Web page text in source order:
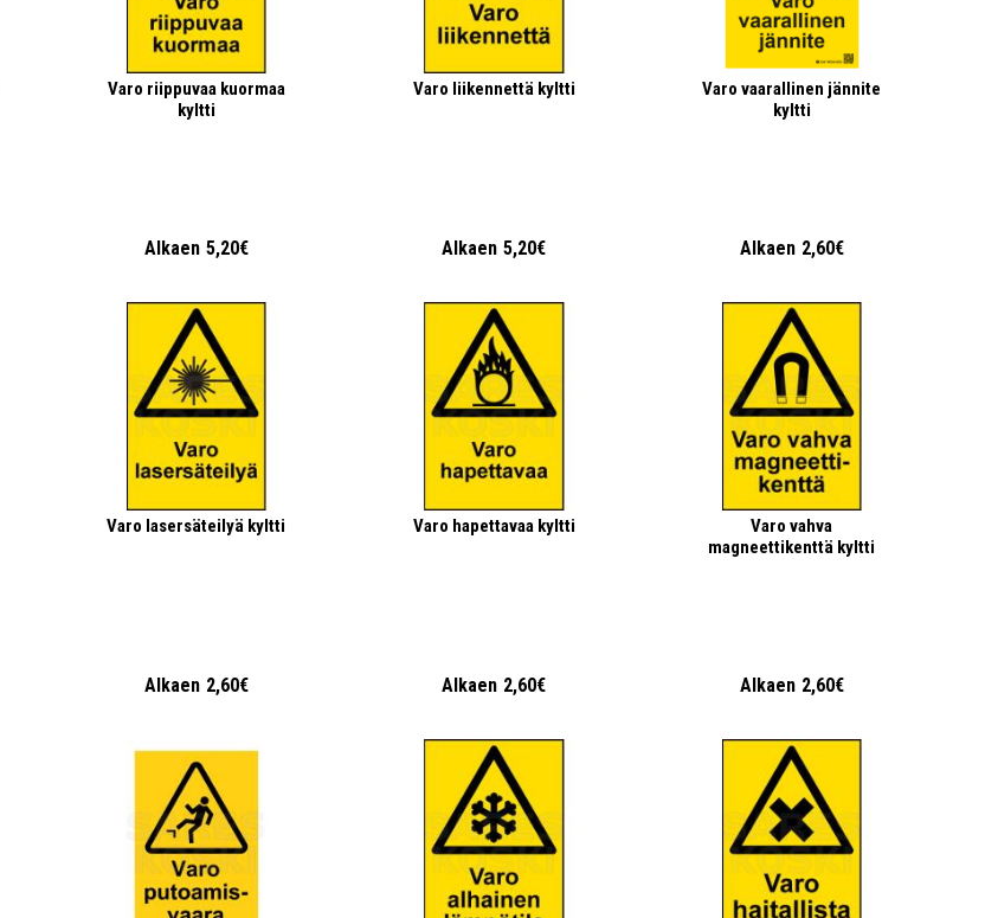
Varo riippuvaa kuormaa
kyltti
Alkaen 5,20€
Varo liikennettä kyltti
Alkaen 5,20€
Varo vaarallinen jännite
kyltti
Alkaen 2,60€
Varo lasersäteilyä kyltti
Alkaen 2,60€
Varo hapettavaa kyltti
Alkaen 2,60€
Varo vahva
magneettikenttä kyltti
Alkaen 2,60€